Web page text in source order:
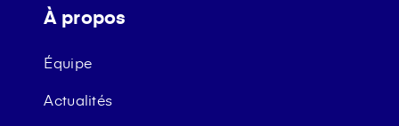
À propos
Équipe
Actualités